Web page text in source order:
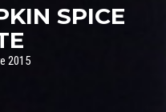
SPICE
2015